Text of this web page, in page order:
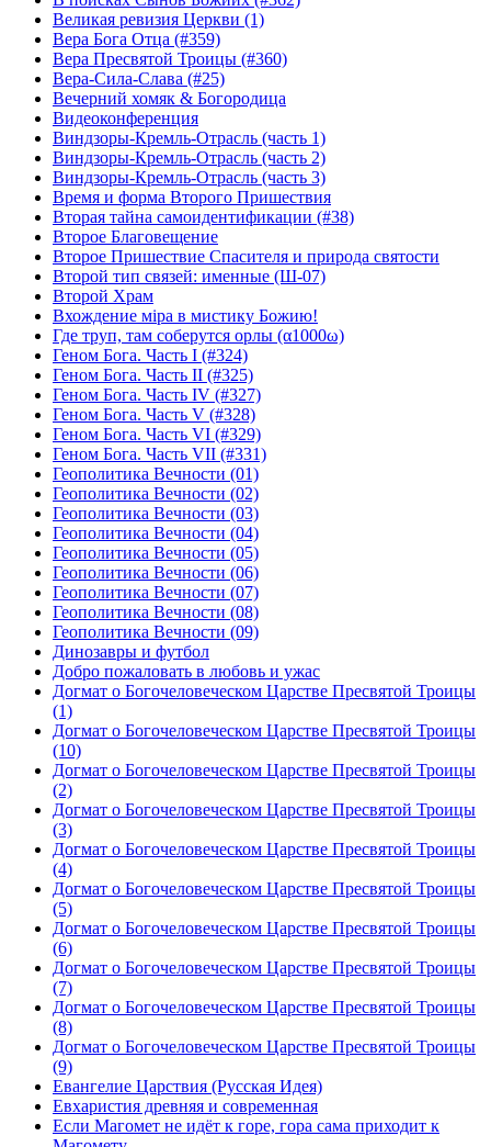
Великая ревизия Церкви (1)
Вера Бога Отца (#359)
Вера Пресвятой Троицы (#360)
Вера-Сила-Слава (#25)
Вечерний хомяк & Богородица
Видеоконференция
Виндзоры-Кремль-Отрасль (часть 1)
Виндзоры-Кремль-Отрасль (часть 2)
Виндзоры-Кремль-Отрасль (часть 3)
Время и форма Второго Пришествия
Вторая тайна самоидентификации (#38)
Второе Благовещение
Второе Пришествие Спасителя и природа святости
Второй тип связей: именные (Ш-07)
Второй Храм
Вхождение мiра в мистику Божию!
Где труп, там соберутся орлы (α1000ω)
Геном Бога. Часть I (#324)
Геном Бога. Часть II (#325)
Геном Бога. Часть IV (#327)
Геном Бога. Часть V (#328)
Геном Бога. Часть VI (#329)
Геном Бога. Часть VII (#331)
Геополитика Вечности (01)
Геополитика Вечности (02)
Геополитика Вечности (03)
Геополитика Вечности (04)
Геополитика Вечности (05)
Геополитика Вечности (06)
Геополитика Вечности (07)
Геополитика Вечности (08)
Геополитика Вечности (09)
Динозавры и футбол
Добро пожаловать в любовь и ужас
Догмат о Богочеловеческом Царстве Пресвятой Троицы
(1)
Догмат о Богочеловеческом Царстве Пресвятой Троицы
(10)
Догмат о Богочеловеческом Царстве Пресвятой Троицы
(2)
Догмат о Богочеловеческом Царстве Пресвятой Троицы
(3)
Догмат о Богочеловеческом Царстве Пресвятой Троицы
(4)
Догмат о Богочеловеческом Царстве Пресвятой Троицы
(5)
Догмат о Богочеловеческом Царстве Пресвятой Троицы
(6)
Догмат о Богочеловеческом Царстве Пресвятой Троицы
(7)
Догмат о Богочеловеческом Царстве Пресвятой Троицы
(8)
Догмат о Богочеловеческом Царстве Пресвятой Троицы
(9)
Евангелие Царствия (Русская Идея)
Евхаристия древняя и современная
Если Магомет не идёт к горе, гора сама приходит к